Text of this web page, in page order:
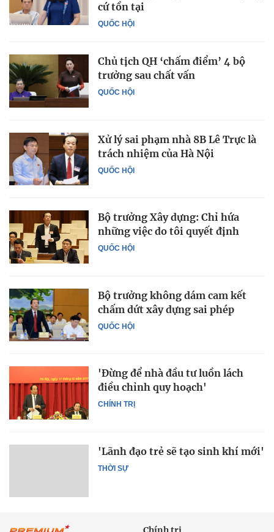
QUỐC HỘI
cứ tồn tại
QUỐC HỘI
Chủ tịch QH ‘chấm điểm’ 4 bộ
trưởng sau chất vấn
QUỐC HỘI
Xử lý sai phạm nhà 8B Lê Trực là
trách nhiệm của Hà Nội
QUỐC HỘI
Bộ trưởng Xây dựng: Chỉ hứa
những việc do tôi quyết định
QUỐC HỘI
Bộ trưởng không dám cam kết
chấm dứt xây dựng sai phép
CHÍNH TRỊ
'Đừng để nhà đầu tư luồn lách
điều chỉnh quy hoạch'
THỜI SỰ
'Lãnh đạo trẻ sẽ tạo sinh khí mới'